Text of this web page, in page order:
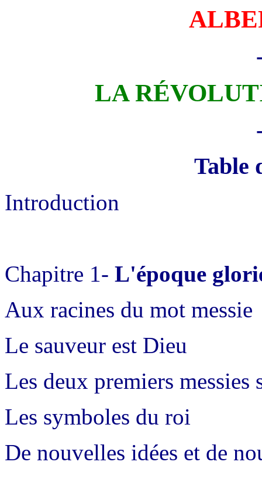
LA
Table
Introduction
Chapitre 1- L'époque
Aux racines du mot messie
Le sauveur est Dieu
Les deux premiers messies
Les symboles du roi
De nouvelles idées et de